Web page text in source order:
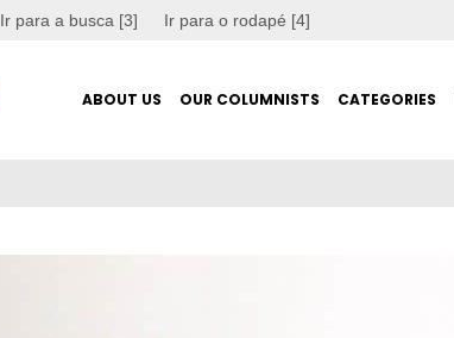
Ir para a busca [3] Ir para o rodapé [4]
ABOUT US OUR COLUMNISTS CATEGORIES